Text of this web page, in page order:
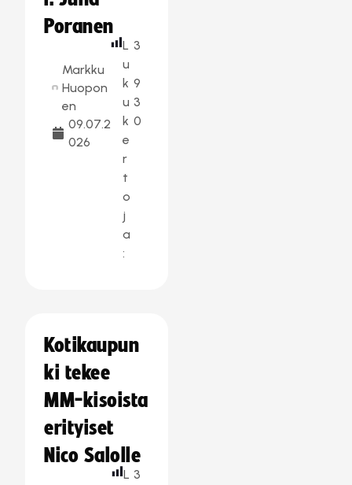
Poranen
Markku
Huopon
en
09.07.2
026
L
u
k
u
k
e
r
t
o
j
a
:
3
9
3
0
Kotikaupun
ki tekee
MM-kisoista
erityiset
Nico Salolle
L 3